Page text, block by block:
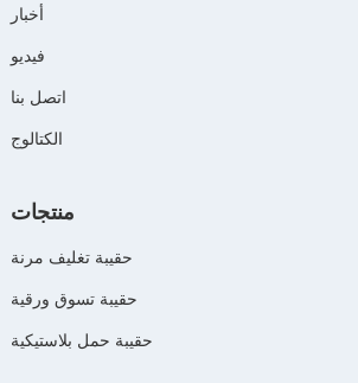
أخبار
فيديو
اتصل بنا
الكتالوج
منتجات
حقيبة تغليف مرنة
حقيبة تسوق ورقية
حقيبة حمل بلاستيكية